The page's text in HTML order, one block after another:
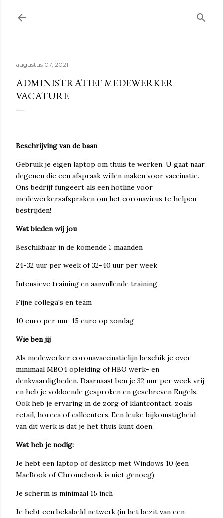
augustus 07, 2021
ADMINISTRATIEF MEDEWERKER
VACATURE
Beschrijving van de baan
Gebruik je eigen laptop om thuis te werken. U gaat naar
degenen die een afspraak willen maken voor vaccinatie.
Ons bedrijf fungeert als een hotline voor
medewerkersafspraken om het coronavirus te helpen
bestrijden!
Wat bieden wij jou
Beschikbaar in de komende 3 maanden
24-32 uur per week of 32-40 uur per week
Intensieve training en aanvullende training
Fijne collega's en team
10 euro per uur, 15 euro op zondag
Wie ben jij
Als medewerker coronavaccinatielijn beschik je over
minimaal MBO4 opleiding of HBO werk- en
denkvaardigheden. Daarnaast ben je 32 uur per week vrij
en heb je voldoende gesproken en geschreven Engels.
Ook heb je ervaring in de zorg of klantcontact, zoals
retail, horeca of callcenters. Een leuke bijkomstigheid
van dit werk is dat je het thuis kunt doen.
Wat heb je nodig:
Je hebt een laptop of desktop met Windows 10 (een
MacBook of Chromebook is niet genoeg)
Je scherm is minimaal 15 inch
Je hebt een bekabeld netwerk (in het bezit van een